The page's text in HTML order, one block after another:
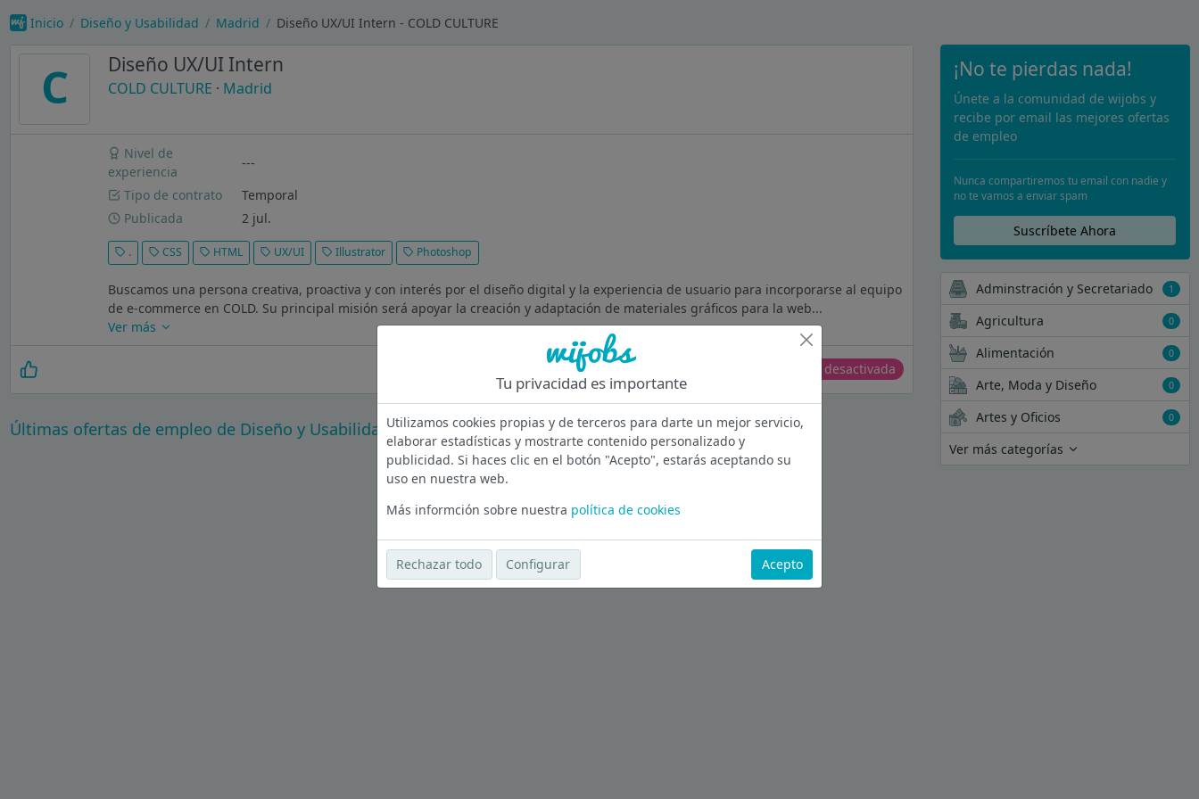
Inicio Diseño y Usabilidad Madrid Diseño UX/UI Intern - COLD CULTURE
C Diseño UX/UI Intern
COLD CULTURE · Madrid
Nivel de
experiencia
---
Tipo de contrato
Temporal
Publicada
2 jul.
. CSS HTML UX/UI Illustrator Photoshop
Buscamos una persona creativa, proactiva y con interés por el diseño digital y la experiencia de usuario para incorporarse al equipo
de e-commerce en COLD. Su principal misión será apoyar la creación y adaptación de materiales gráficos para la web...
Ver más
Oferta desactivada
Últimas ofertas de empleo de Diseño y Usabilidad en Madrid
Ver más ofertas
¡No te pierdas nada!
Únete a la comunidad de wijobs y
recibe por email las mejores ofertas
de empleo
Nunca compartiremos tu email con nadie y
no te vamos a enviar spam
Suscríbete Ahora
Adminstración y Secretariado 1
Agricultura 0
Alimentación 0
Arte, Moda y Diseño 0
Artes y Oficios 0
Ver más categorías
Tu privacidad es importante
Utilizamos cookies propias y de terceros para darte un mejor servicio,
elaborar estadísticas y mostrarte contenido personalizado y
publicidad. Si haces clic en el botón "Acepto", estarás aceptando su
uso en nuestra web.
Más informción sobre nuestra política de cookies
Rechazar todo Configurar Acepto